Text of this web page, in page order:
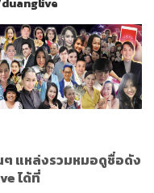
ๆ แหล่งรวมหมอดูชื่อดัง
ได้ที่